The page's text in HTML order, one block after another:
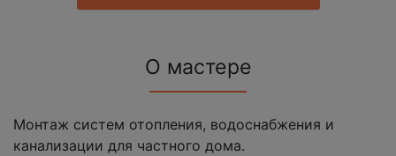
О мастере
Монтаж систем отопления, водоснабжения и
канализации для частного дома.